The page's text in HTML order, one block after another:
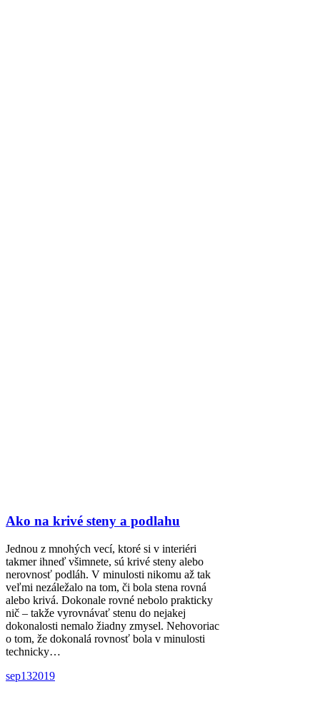
Ako na krivé steny a podlahu
Jednou z mnohých vecí, ktoré si v interiéri
takmer ihneď všimnete, sú krivé steny alebo
nerovnosť podláh. V minulosti nikomu až tak
veľmi nezáležalo na tom, či bola stena rovná
alebo krivá. Dokonale rovné nebolo prakticky
nič – takže vyrovnávať stenu do nejakej
dokonalosti nemalo žiadny zmysel. Nehovoriac
o tom, že dokonalá rovnosť bola v minulosti
technicky…
sep132019